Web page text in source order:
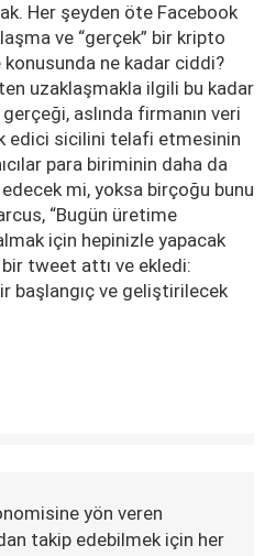
Her şeyden öte Facebook
ve “gerçek” bir kripto
ne kadar ciddi?
uzaklaşmakla ilgili bu kadar
aslında firmanın veri
edici sicilini telafi etmesinin
para biriminin daha da
mi, yoksa birçoğu bunu
“Bugün üretime
için hepinizle yapacak
tweet attı ve ekledi:
başlangıç ve geliştirilecek
yön veren
takip edebilmek için her